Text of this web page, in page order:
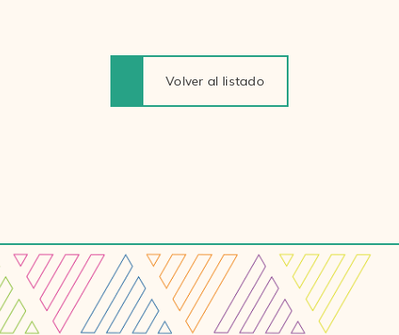
Volver al listado